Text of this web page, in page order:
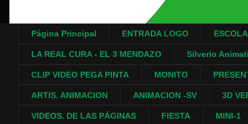
Página Principal ENTRADA LOGO
LA REAL CURA - EL 3 MENDAZO Silverio
CLIP VIDEO PEGA PINTA MONITO
ARTIS. ANIMACION ANIMACION -SV 3D
VIDEOS. DE LAS PÁGINAS FIESTA MINI-1